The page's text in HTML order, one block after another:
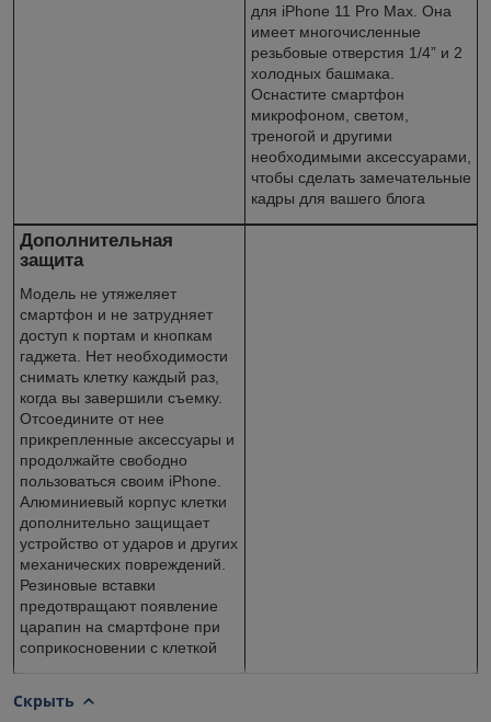
для iPhone 11 Pro Max. Она
имеет многочисленные
резьбовые отверстия 1/4” и 2
холодных башмака.
Оснастите смартфон
микрофоном, светом,
треногой и другими
необходимыми аксессуарами,
чтобы сделать замечательные
кадры для вашего блога
Дополнительная
защита
Модель не утяжеляет
смартфон и не затрудняет
доступ к портам и кнопкам
гаджета. Нет необходимости
снимать клетку каждый раз,
когда вы завершили съемку.
Отсоедините от нее
прикрепленные аксессуары и
продолжайте свободно
пользоваться своим iPhone.
Алюминиевый корпус клетки
дополнительно защищает
устройство от ударов и других
механических повреждений.
Резиновые вставки
предотвращают появление
царапин на смартфоне при
соприкосновении с клеткой
Скрыть